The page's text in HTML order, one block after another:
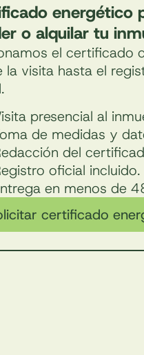
energético
o alquilar tu
el certificado
la visita hasta el
presencial al
de medidas y
del
oficial incluido.
en menos de
certificado